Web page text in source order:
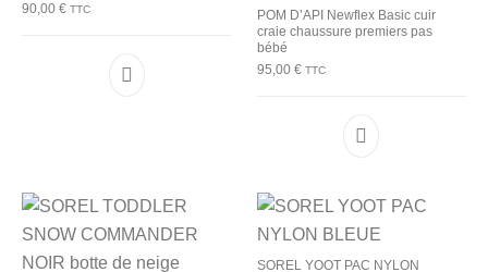
90,00€ TTC
Ce produit a plusieurs variations. Les options
POM D’API Newflex Basic cuir
craie chaussure premiers pas
bébé
95,00 € TTC
Ce produit a
SOREL YOOT PAC NYLON